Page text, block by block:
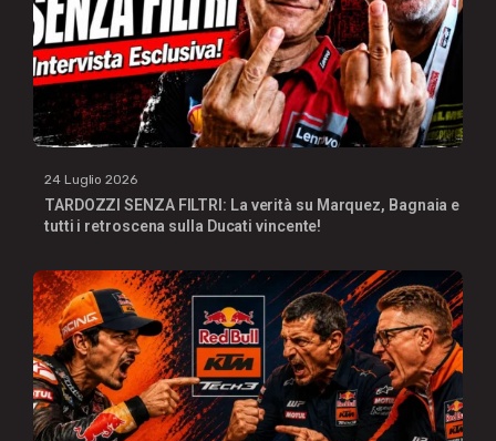
24 Luglio 2026
TARDOZZI SENZA FILTRI: La verità su Marquez, Bagnaia e
tutti i retroscena sulla Ducati vincente!